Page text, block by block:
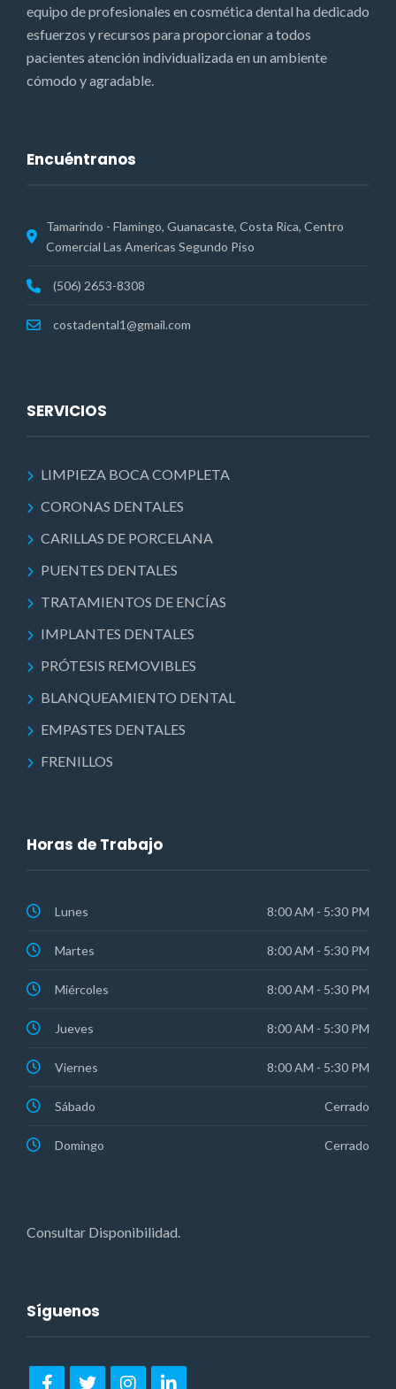
equipo de profesionales en cosmética dental ha dedicado
esfuerzos y recursos para proporcionar a todos
pacientes atención individualizada en un ambiente
cómodo y agradable.
Encuéntranos
Tamarindo - Flamingo, Guanacaste, Costa Rica, Centro
Comercial Las Americas Segundo Piso
(506) 2653-8308
costadental1@gmail.com
SERVICIOS
LIMPIEZA BOCA COMPLETA
CORONAS DENTALES
CARILLAS DE PORCELANA
PUENTES DENTALES
TRATAMIENTOS DE ENCÍAS
IMPLANTES DENTALES
PRÓTESIS REMOVIBLES
BLANQUEAMIENTO DENTAL
EMPASTES DENTALES
FRENILLOS
Horas de Trabajo
Lunes 8:00 AM - 5:30 PM
Martes 8:00 AM - 5:30 PM
Miércoles 8:00 AM - 5:30 PM
Jueves 8:00 AM - 5:30 PM
Viernes 8:00 AM - 5:30 PM
Sábado Cerrado
Domingo Cerrado
Consultar Disponibilidad.
Síguenos